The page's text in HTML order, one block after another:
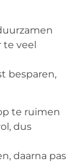
te veel
besparen,
te ruimen
dus
daarna pas